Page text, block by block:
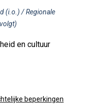
(i.o.) / Regionale
en cultuur
beperkingen